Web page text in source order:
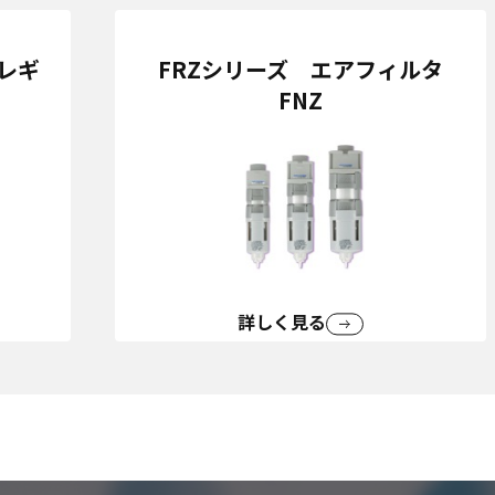
ギ
FRZシリーズ エアフィルタ
FNZ
詳しく見る